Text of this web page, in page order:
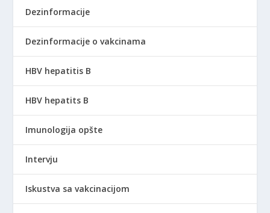
Dezinformacije
Dezinformacije o vakcinama
HBV hepatitis B
HBV hepatits B
Imunologija opšte
Intervju
Iskustva sa vakcinacijom